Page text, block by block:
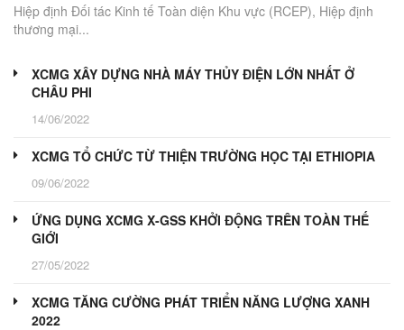
Hiệp định Đối tác Kinh tế Toàn diện Khu vực (RCEP), Hiệp định
thương mại...
XCMG XÂY DỰNG NHÀ MÁY THỦY ĐIỆN LỚN NHẤT Ở
CHÂU PHI
14/06/2022
XCMG TỔ CHỨC TỪ THIỆN TRƯỜNG HỌC TẠI ETHIOPIA
09/06/2022
ỨNG DỤNG XCMG X-GSS KHỞI ĐỘNG TRÊN TOÀN THẾ
GIỚI
27/05/2022
XCMG TĂNG CƯỜNG PHÁT TRIỂN NĂNG LƯỢNG XANH
2022